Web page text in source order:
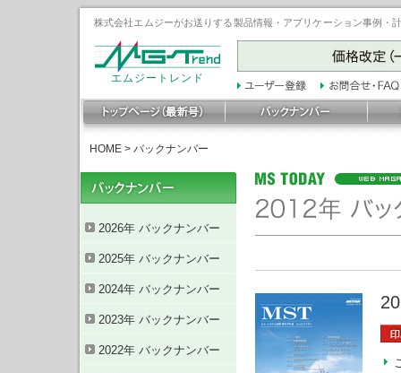
株式会社エムジーがお送りする製品情報・アプリケーション事例
エムジートレンド
HOME > バックナンバー
2026年 バックナンバー
2025年 バックナンバー
2024年 バックナンバー
2023年 バックナンバー
2022年 バックナンバー